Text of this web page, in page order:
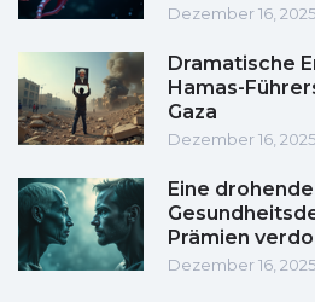
Dezember 16, 2025
Dramatische
Hamas-
Gaza
Dezember 16, 2025
Eine
Prämien
Dezember 16, 2025